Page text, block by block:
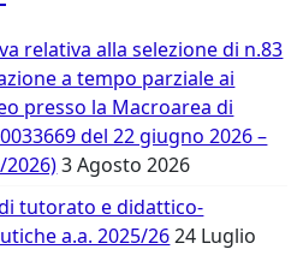
relativa alla selezione di n.83
a tempo parziale ai
presso la Macroarea di
del 22 giugno 2026 –
3 Agosto 2026
tutorato e didattico-
a.a. 2025/26 24 Luglio